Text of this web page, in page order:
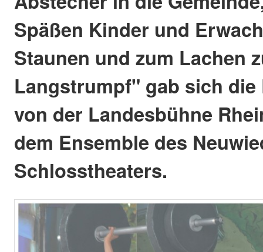
Späßen Kinder und
Staunen und zum Lachen
Langstrumpf" gab sich
von der Landesbühne
dem Ensemble des
Schlosstheaters.